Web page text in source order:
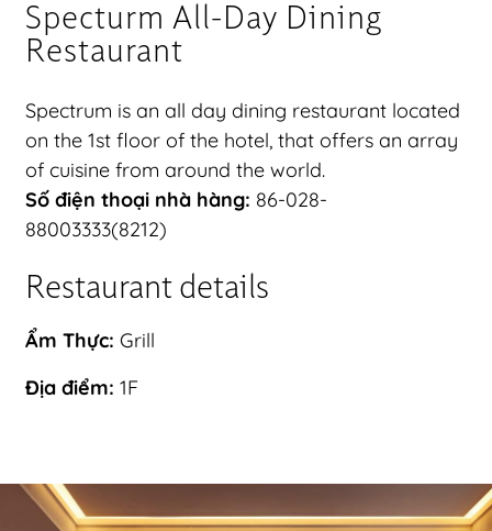
Specturm All-Day Dining
Restaurant
Spectrum is an all day dining restaurant located
on the 1st floor of the hotel, that offers an array
of cuisine from around the world.
Số điện thoại nhà hàng: 86-028-
88003333(8212)
Restaurant details
Ẩm Thực: Grill
Địa điểm: 1F